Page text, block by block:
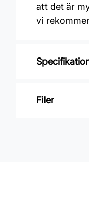
att det är
vi
Filer